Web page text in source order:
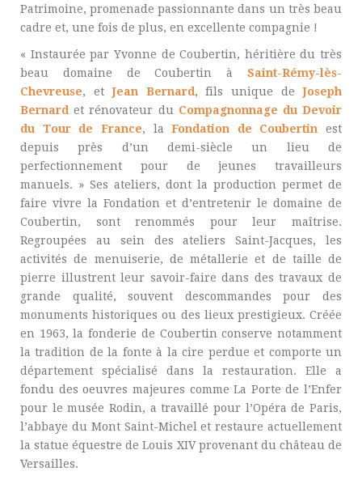
Patrimoine, promenade passionnante dans un très beau
cadre et, une fois de plus, en excellente compagnie !
« Instaurée par Yvonne de Coubertin, héritière du très
beau domaine de Coubertin à Saint-Rémy-lès-
Chevreuse, etJean Bernard, fils unique deJoseph
Bernard et rénovateur du Compagnonnage du Devoir
du Tour de France, laFondation de Coubertin est
depuis près d’un demi-siècle un lieu de
perfectionnement pour de jeunes travailleurs
manuels. » Ses ateliers, dont la production permet de
faire vivre la Fondation et d’entretenir le domaine de
Coubertin, sont renommés pour leur maîtrise.
Regroupées au sein des ateliers Saint-Jacques, les
activités de menuiserie, de métallerie et de taille de
pierre illustrent leur savoir-faire dans des travaux de
grande qualité, souvent descommandes pour des
monuments historiques ou des lieux prestigieux. Créée
en 1963, la fonderie de Coubertin conserve notamment
la tradition de la fonte à la cire perdue et comporte un
département spécialisé dans la restauration. Elle a
fondu des oeuvres majeures comme La Porte de l’Enfer
pour le musée Rodin, a travaillé pour l’Opéra de Paris,
l’abbaye du Mont Saint-Michel et restaure actuellement
la statue équestre de Louis XIV provenant du château de
Versailles.